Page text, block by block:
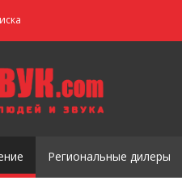
Региональные дилеры